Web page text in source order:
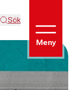
Sök
Meny